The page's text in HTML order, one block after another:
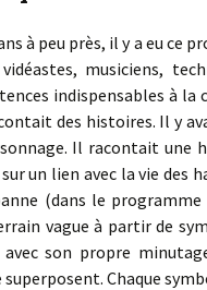
à peu près, il y a eu
musiciens,
indispensables à la
des histoires. Il y
Il racontait une
un lien avec la vie des
(dans le
vague à partir de
son propre
Chaque